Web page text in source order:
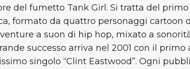
del fumetto Tank Girl. Si tratta del
formato da quattro personaggi cartoon
a suon di hip hop, mixato a
successo arriva nel 2001 con il primo
singolo “Clint Eastwood”. Ogni